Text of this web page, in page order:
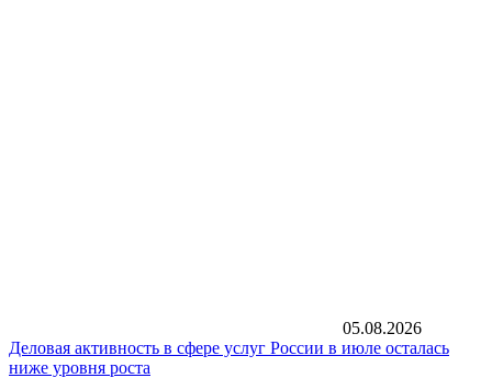
05.08.2026
Деловая активность в сфере услуг России в июле осталась
ниже уровня роста